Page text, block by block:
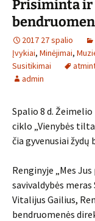
Prisiminta ir
2017 27 spalio
Įvykiai, Minėjimai,
Susitikimai
admin
Spalio 8 d.
ciklo „Vienybės
čia gyvenusiai
Renginyje „Mes
savivaldybės meras
Vitalijus Gailius,
bendruomenės